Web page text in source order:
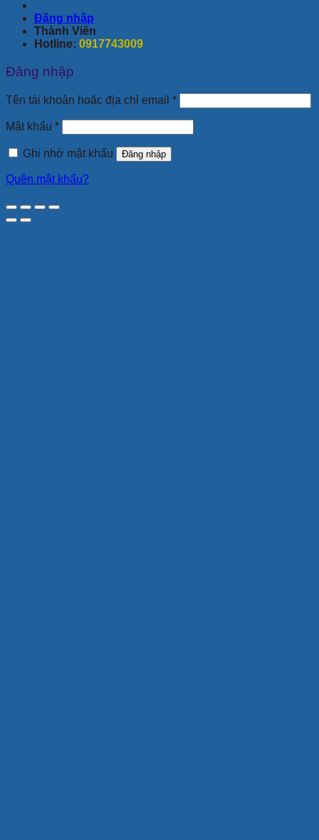
Đăng nhập
Thành Viên
Hotline: 0917743009
Đăng nhập
Tên tài khoản hoặc địa chỉ email *Bắt
buộc
Mật khẩu *Bắt
buộc
Ghi nhớ mật khẩu
Đăng nhập
Quên mật khẩu?